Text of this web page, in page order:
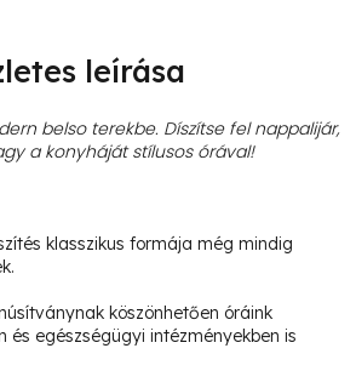
leírása
belso terekbe. Díszítse fel nappalijár,
a konyháját stílusos órával!
klasszikus formája még mindig
köszönhetően óráink
és egészségügyi intézményekben is